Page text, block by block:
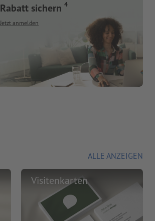
Rabatt sichern 4
Jetzt anmelden
ALLE ANZEIGEN
Visitenkarten